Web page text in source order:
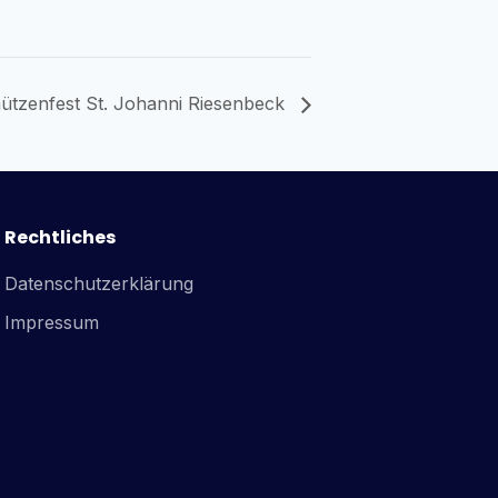
St. Johanni Riesenbeck
Rechtliches
Datenschutzerklärung
Impressum